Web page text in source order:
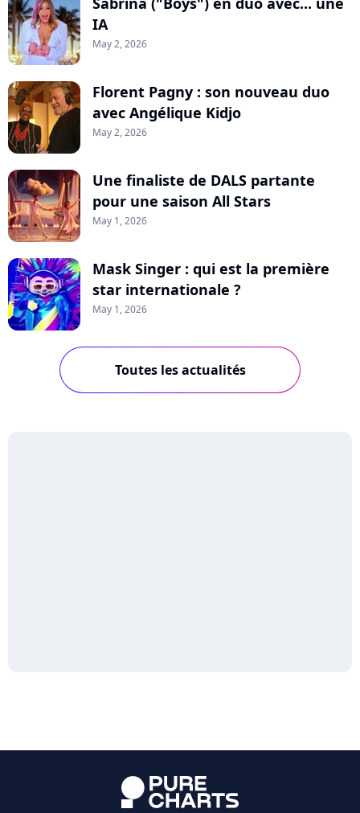
IA
May 2, 2026
Florent Pagny : son nouveau duo
avec Angélique Kidjo
May 2, 2026
Une finaliste de DALS partante
pour une saison All Stars
May 1, 2026
Mask Singer : qui est la première
star internationale ?
May 1, 2026
Toutes les actualités